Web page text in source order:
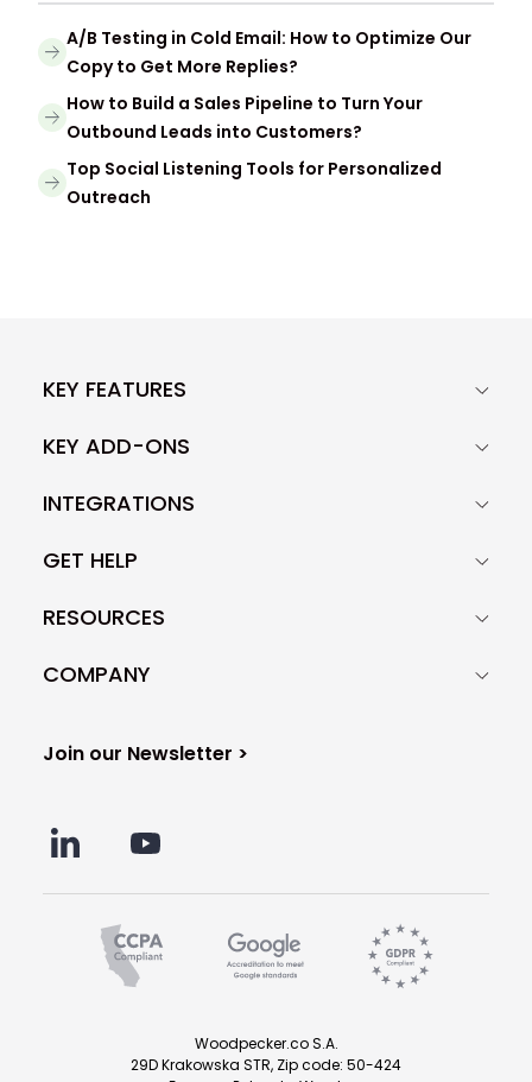
A/B Testing in Cold Email: How to Optimize Our
Copy to Get More Replies?
How to Build a Sales Pipeline to Turn Your
Outbound Leads into Customers?
Top Social Listening Tools for Personalized
Outreach
KEY FEATURES
KEY ADD-ONS
INTEGRATIONS
GET HELP
RESOURCES
COMPANY
Join our Newsletter >
Woodpecker.co S.A.
29D Krakowska STR, Zip code: 50-424